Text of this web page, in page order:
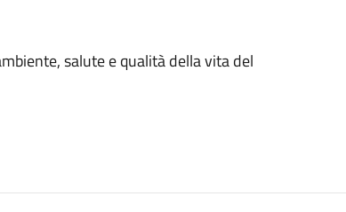
salute e qualità della vita del